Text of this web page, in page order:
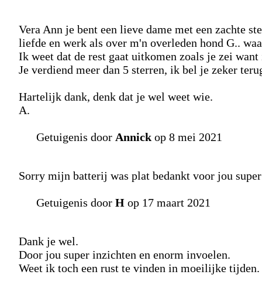
Vera Ann je bent een lieve dame met een zachte
liefde en werk als over m'n overleden hond G..
Ik weet dat de rest gaat uitkomen zoals je zei
Je verdiend meer dan 5 sterren, ik bel je zeker
Hartelijk dank, denk dat je wel weet wie.
A.
Getuigenis door Annick op 8 mei 2021
Sorry mijn batterij was plat bedankt voor jou
Getuigenis door H op 17 maart 2021
Dank je wel.
Door jou super inzichten en enorm invoelen.
Weet ik toch een rust te vinden in moeilijke tijden.